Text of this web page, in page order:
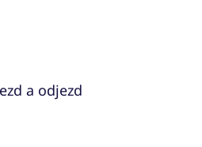
a odjezd